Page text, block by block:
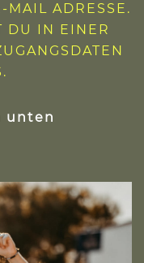
MAIL ADRESSE.
DU IN EINER
unten